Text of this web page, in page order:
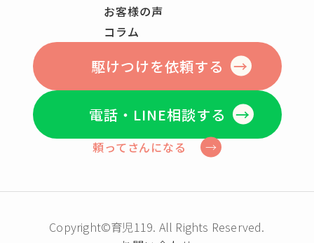
お客様の声
コラム
駆けつけを依頼する
電話・LINE相談する
頼ってさんになる
Copyright©育児119. All Rights Reserved.